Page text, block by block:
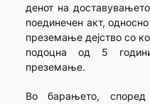
денот на
поединечен акт,
преземање дејство со
подоцна од 5
преземање.
Во барањето,